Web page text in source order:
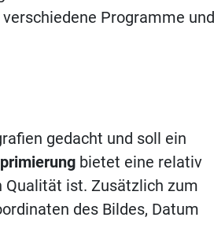
Programme und
gedacht und soll ein
bietet eine relativ
Qualität ist. Zusätzlich zum
des Bildes, Datum